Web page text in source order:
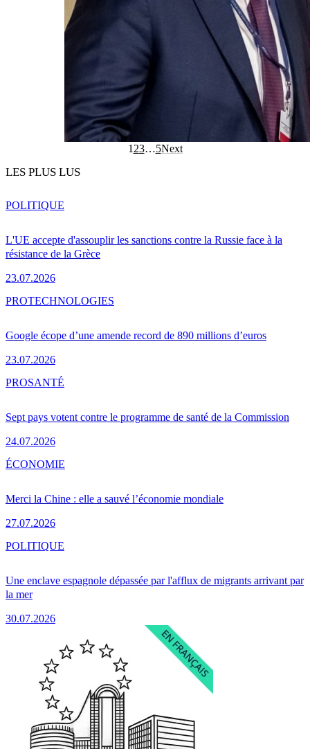
1 23…5Next
LES PLUS LUS
L'UE accepte d'assouplir les sanctions contre la Russie face à la
résistance de la Grèce
23.07.2026
POLITIQUE
Google écope d’une amende record de 890 millions d’euros
23.07.2026
PROTECHNOLOGIES
Sept pays votent contre le programme de santé de la Commission
24.07.2026
PROSANTÉ
Merci la Chine : elle a sauvé l’économie mondiale
27.07.2026
ÉCONOMIE
Une enclave espagnole dépassée par l'afflux de migrants arrivant par
la mer
30.07.2026
POLITIQUE